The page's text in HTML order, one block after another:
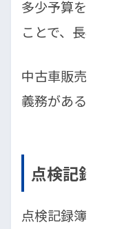
多少予算を上げ
ことで、長期的
中古車販売店で
義務があるため
点検記録簿
点検記録簿は、